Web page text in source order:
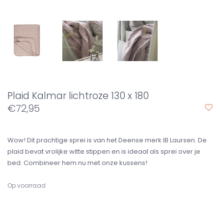
Plaid Kalmar lichtroze 130 x 180
€72,95
Wow! Dit prachtige sprei is van het Deense merk IB Laursen. De
plaid bevat vrolijke witte stippen en is ideaal als sprei over je
bed. Combineer hem nu met onze kussens!
Op voorraad